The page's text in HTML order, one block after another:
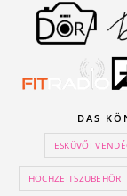
DAS
ESKÜVŐI
HOCHZEITSZUBEHÖR